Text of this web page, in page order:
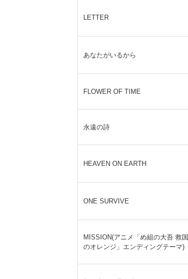
LETTER
あなたがいるから
FLOWER OF TIME
永遠の詩
HEAVEN ON EARTH
ONE SURVIVE
MISSION(アニメ「め組の大吾 救国
のオレンジ」エンディングテーマ)